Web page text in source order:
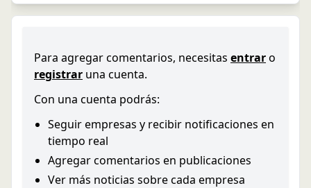
Para agregar comentarios, necesitas entraro
registrar una cuenta.
Con una cuenta podrás:
Seguir empresas y recibir notificaciones en
tiempo real
Agregar comentarios en publicaciones
Ver más noticias sobre cada empresa